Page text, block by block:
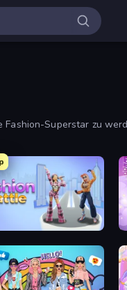
Superstar zu